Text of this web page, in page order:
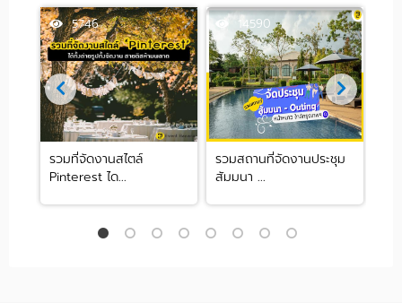
5746
รวมที่จัดงานสไตล์
Pinterest ได...
14590
รวมสถานที่จัดงานประชุม
สัมมนา ...